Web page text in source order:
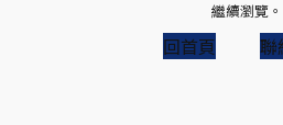
繼續瀏覽。
回首頁 聯